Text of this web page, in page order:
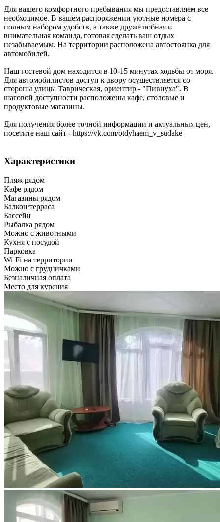
Для вашего комфортного пребывания мы предоставляем все
необходимое. В вашем распоряжении уютные номера с
полным набором удобств, а также дружелюбная и
внимательная команда, готовая сделать ваш отдых
незабываемым. На территории расположена автостоянка для
автомобилей.
Наш гостевой дом находится в 10-15 минутах ходьбы от моря.
Для автомобилистов доступ к двору осуществляется со
стороны улицы Таврическая, ориентир - "Пивнуха". В
шаговой доступности расположены кафе, столовые и
продуктовые магазины.
Для получения более точной информации и актуальных цен,
посетите наш сайт - https://vk.com/otdyhaem_v_sudake
Характеристики
Пляж рядом
Кафе рядом
Магазины рядом
Балкон/терраса
Бассейн
Рыбалка рядом
Можно с животными
Кухня с посудой
Парковка
Wi-Fi на территории
Можно с грудничками
Безналичная оплата
Место для курения